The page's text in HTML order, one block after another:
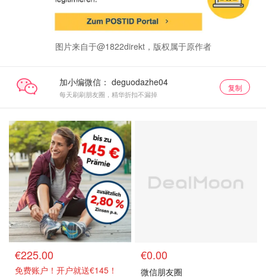
图片来自于@1822direkt，版权属于原作者
加小编微信：
每天刷刷朋友圈，精华折扣不漏掉
复制
€225.00
免费账户！开户就送€145！
€0.00
微信朋友圈